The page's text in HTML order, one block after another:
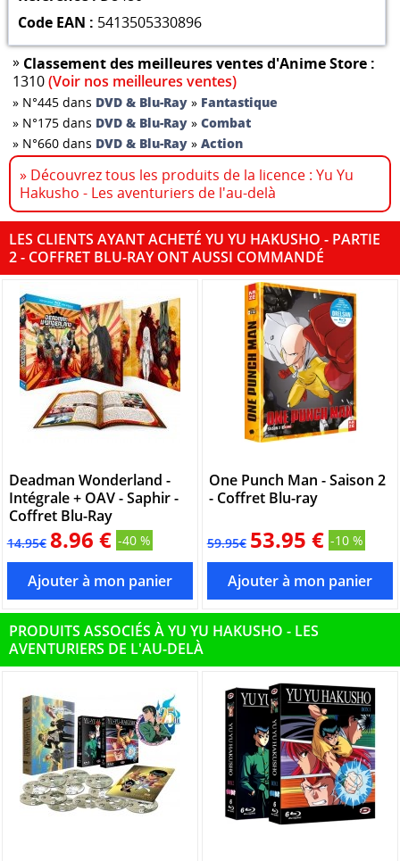
Code EAN : 5413505330896
» Classement des meilleures ventes d'Anime Store :
1310(Voir nos meilleures ventes)
» N°445 dans DVD & Blu-Ray » Fantastique
» N°175 dans DVD & Blu-Ray »Combat
» N°660 dans DVD & Blu-Ray »Action
» Découvrez tous les produits de la licence : Yu Yu
Hakusho - Les aventuriers de l'au-delà
LES CLIENTS AYANT ACHETÉ YU YU HAKUSHO - PARTIE
2 - COFFRET BLU-RAY ONT AUSSI COMMANDÉ
Deadman Wonderland -
Intégrale + OAV - Saphir -
Coffret Blu-Ray
14.95€ 8.96 € -40 %
One Punch Man - Saison 2
- Coffret Blu-ray
59.95€ 53.95 € -10 %
PRODUITS ASSOCIÉS À YU YU HAKUSHO - LES
AVENTURIERS DE L'AU-DELÀ